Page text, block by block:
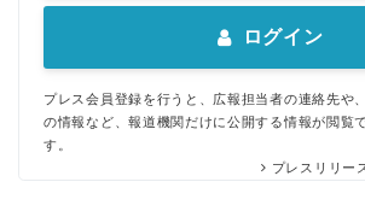
ログイン
プレス会員登録を行うと、広報担当者の連絡先や
の情報など、報道機関だけに公開する情報が閲覧
す。
プレスリリー